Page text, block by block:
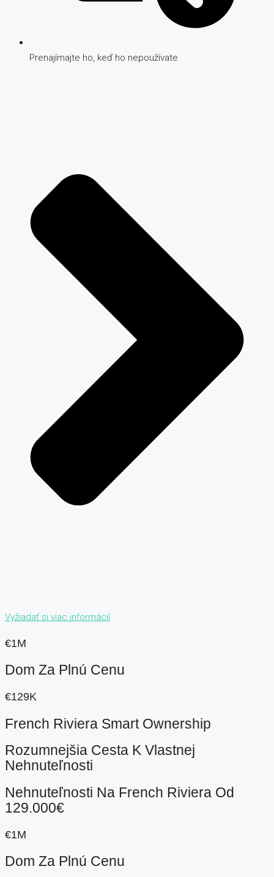
Prenajímajte ho, keď ho nepoužívate
Vyžiadať si viac informácií
€1M
Dom Za Plnú Cenu
€129K
French Riviera Smart Ownership
Rozumnejšia Cesta K Vlastnej
Nehnuteľnosti
Nehnuteľnosti Na French Riviera Od
129.000€
€1M
Dom Za Plnú Cenu